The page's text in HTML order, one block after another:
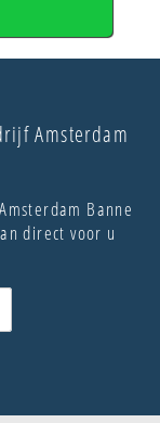
Amsterdam
Banne
direct voor u